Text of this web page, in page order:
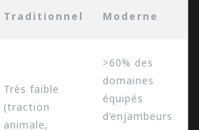
Traditionnel Moderne
Très faible
(traction
animale,
>60% des
domaines
équipés
d’enjambeurs